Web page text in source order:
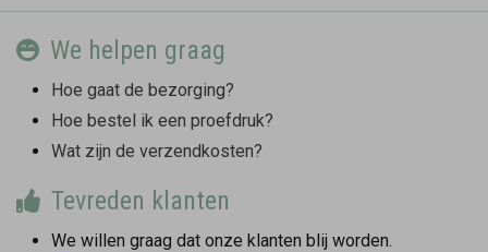
We helpen graag
Hoe gaat de bezorging?
Hoe bestel ik een proefdruk?
Wat zijn de verzendkosten?
Tevreden klanten
We willen graag dat onze klanten blij worden.